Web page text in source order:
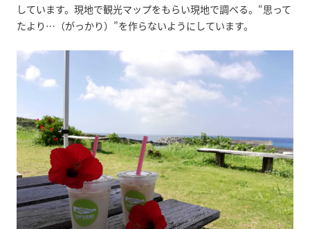
しています。現地で観光マップをもらい現地で調べる。“思って
たより…（がっかり）”を作らないようにしています。